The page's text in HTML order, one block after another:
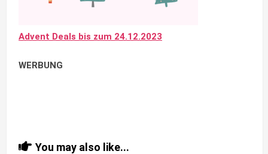
Advent Deals bis zum 24.12.2023
WERBUNG
You may also like...